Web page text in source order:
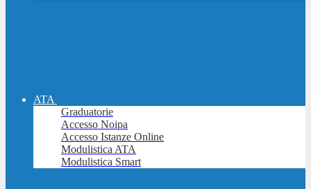
ATA
Graduatorie
Accesso Noipa
Accesso Istanze Online
Modulistica ATA
Modulistica Smart